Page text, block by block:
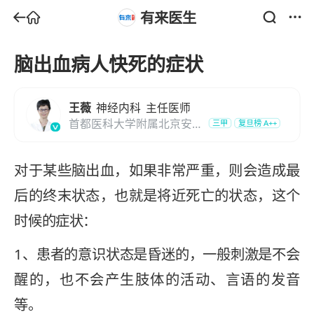
有来医生
脑出血病人快死的症状
王薇 神经内科 主任医师
首都医科大学附属北京安贞
三甲 复旦榜 A++
对于某些脑出血，如果非常严重，则会造成最
后的终末状态，也就是将近死亡的状态，这个
时候的症状：
1、患者的意识状态是昏迷的，一般刺激是不会
醒的，也不会产生肢体的活动、言语的发音
等。